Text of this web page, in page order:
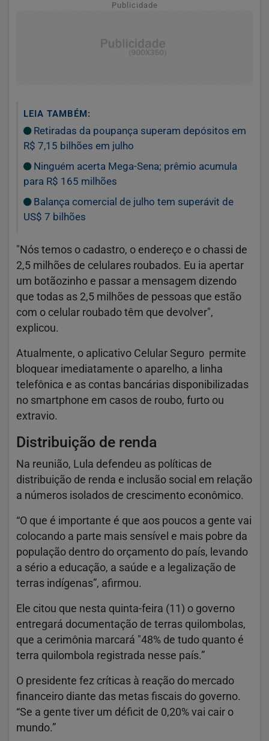
Publicidade
LEIA TAMBÉM:
Retiradas da poupança superam depósitos em
R$ 7,15 bilhões em julho
Ninguém acerta Mega-Sena; prêmio acumula
para R$ 165 milhões
Balança comercial de julho tem superávit de
US$ 7 bilhões
"Nós temos o cadastro, o endereço e o chassi de
2,5 milhões de celulares roubados. Eu ia apertar
um botãozinho e passar a mensagem dizendo
que todas as 2,5 milhões de pessoas que estão
com o celular roubado têm que devolver",
explicou.
Atualmente, o aplicativo Celular Seguro permite
bloquear imediatamente o aparelho, a linha
telefônica e as contas bancárias disponibilizadas
no smartphone em casos de roubo, furto ou
extravio.
Distribuição de renda
Na reunião, Lula defendeu as políticas de
distribuição de renda e inclusão social em relação
a números isolados de crescimento econômico.
“O que é importante é que aos poucos a gente vai
colocando a parte mais sensível e mais pobre da
população dentro do orçamento do país, levando
a sério a educação, a saúde e a legalização de
terras indígenas”, afirmou.
Ele citou que nesta quinta-feira (11) o governo
entregará documentação de terras quilombolas,
que a cerimônia marcará "48% de tudo quanto é
terra quilombola registrada nesse país.”
O presidente fez críticas à reação do mercado
financeiro diante das metas fiscais do governo.
“Se a gente tiver um déficit de 0,20% vai cair o
mundo.”